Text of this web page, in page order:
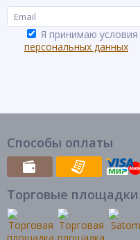
Я принимаю условия
персональных данных
Способы оплаты
Торговые площадки